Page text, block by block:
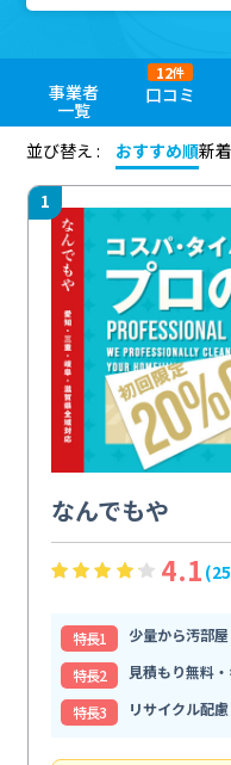
事業者
一覧
口コミ
12件
並び替え :
おすすめ順新
1
なんでもや
4.1
特⻑1
少量から汚部
特⻑2
見積もり無料
特⻑3
リサイクル配